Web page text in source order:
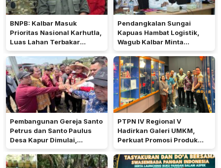
BNPB: Kalbar Masuk
Prioritas Nasional Karhutla,
Luas Lahan Terbakar
Peringkat Keempat
Pendangkalan Sungai
Kapuas Hambat Logistik,
Wagub Kalbar Minta
Pengerukan Diprioritaskan
Pembangunan Gereja Santo
Petrus dan Santo Paulus
Desa Kapur Dimulai,
Pemkab Kubu Raya Siapkan
Akses Jalan
PTPN IV Regional V
Hadirkan Galeri UMKM,
Perkuat Promosi Produk
Mitra Binaan Melalui Inovasi
Digital